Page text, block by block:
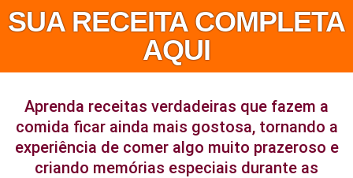
SUA RECEITA COMPLETA
AQUI
Aprenda receitas verdadeiras que fazem a
comida ficar ainda mais gostosa, tornando a
experiência de comer algo muito prazeroso e
criando memórias especiais durante as